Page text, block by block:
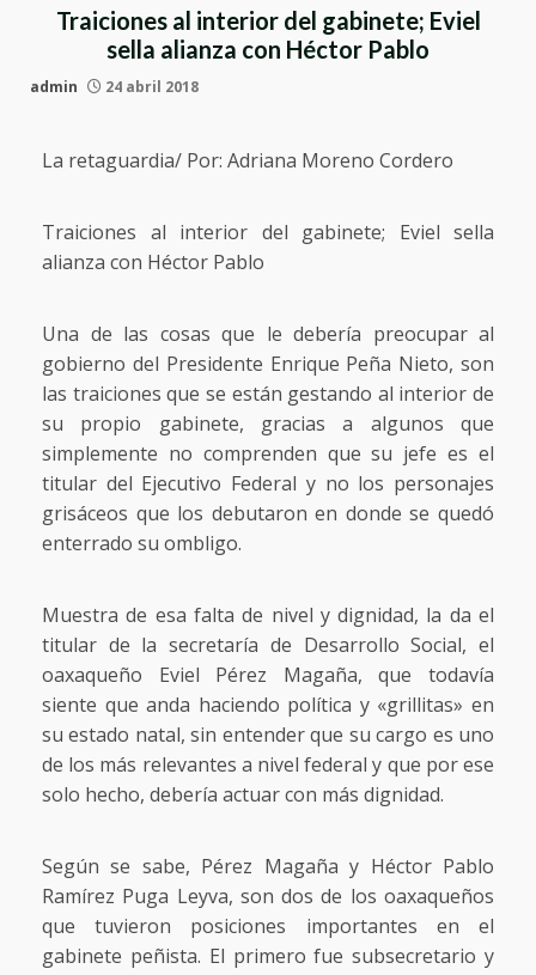
Traiciones al interior del gabinete; Eviel
sella alianza con Héctor Pablo
admin 24 abril 2018
La retaguardia/ Por: Adriana Moreno Cordero
Traiciones al interior del gabinete; Eviel sella
alianza con Héctor Pablo
Una de las cosas que le debería preocupar al
gobierno del Presidente Enrique Peña Nieto, son
las traiciones que se están gestando al interior de
su propio gabinete, gracias a algunos que
simplemente no comprenden que su jefe es el
titular del Ejecutivo Federal y no los personajes
grisáceos que los debutaron en donde se quedó
enterrado su ombligo.
Muestra de esa falta de nivel y dignidad, la da el
titular de la secretaría de Desarrollo Social, el
oaxaqueño Eviel Pérez Magaña, que todavía
siente que anda haciendo política y «grillitas» en
su estado natal, sin entender que su cargo es uno
de los más relevantes a nivel federal y que por ese
solo hecho, debería actuar con más dignidad.
Según se sabe, Pérez Magaña y Héctor Pablo
Ramírez Puga Leyva, son dos de los oaxaqueños
que tuvieron posiciones importantes en el
gabinete peñista. El primero fue subsecretario y